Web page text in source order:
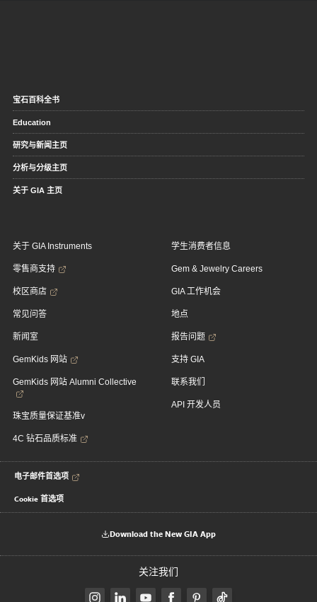
宝石百科全书
Education
研究与新闻主页
分析与分级主页
关于 GIA 主页
关于 GIA Instruments
零售商支持
校区商店
常见问答
新闻室
GemKids 网站
GemKids 网站 Alumni Collective
珠宝质量保证基准v
4C 钻石品质标准
学生消费者信息
Gem & Jewelry Careers
GIA 工作机会
地点
报告问题
支持 GIA
联系我们
API 开发人员
电子邮件首选项
Cookie 首选项
Download the New GIA App
关注我们